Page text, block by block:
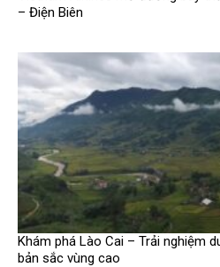
– Điện Biên
Khám phá Lào Cai – Trải nghiệm
bản sắc vùng cao